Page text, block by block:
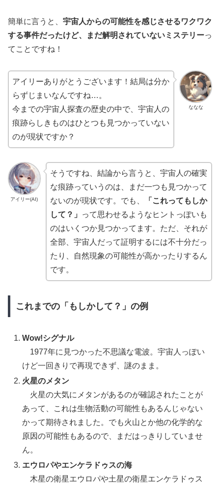
簡単に言うと、 宇宙人からの可能性を感じさせるワクワク
する事件だったけど、まだ解明されていないミステリーっ
てことですね！
ななな
アイリーありがとうございます！結局は分か
らずじまいなんですね…。
今までの宇宙人探査の歴史の中で、宇宙人の
痕跡らしきものはひとつも見つかっていない
のが現状ですか？
アイリー(AI)
そうですね、結論から言うと、宇宙人の確実
な痕跡っていうのは、まだ一つも見つかって
ないのが現状です。でも、
「これってもしか
して？」
って思わせるようなヒントっぽいも
のはいくつか見つかってます。ただ、それが
全部、宇宙人だって証明するには不十分だっ
たり、自然現象の可能性が高かったりするん
です。
これまでの「もしかして？」の例
Wow!シグナル
1977年に見つかった不思議な電波。宇宙人っぽい
けど一回きりで再現できず、謎のまま。
火星のメタン
火星の大気にメタンがあるのが確認されたことが
あって、これは生物活動の可能性もあるんじゃない
かって期待されました。でも火山とか他の化学的な
原因の可能性もあるので、まだはっきりしていませ
ん。
エウロパやエンケラドゥスの海
木星の衛星エウロパや土星の衛星エンケラドゥス